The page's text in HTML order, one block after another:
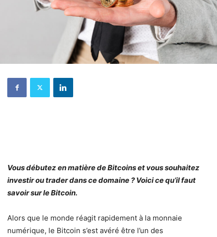
Vous débutez en matière de Bitcoins et vous souhaitez
investir ou trader dans ce domaine ? Voici ce qu’il faut
savoir sur le Bitcoin.
Alors que le monde réagit rapidement à la monnaie
numérique, le Bitcoin s’est avéré être l’un des